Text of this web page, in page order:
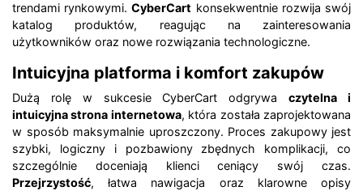
trendami rynkowymi.CyberCart konsekwentnie rozwija swój
katalog produktów, reagując na zainteresowania
użytkowników oraz nowe rozwiązania technologiczne.
Intuicyjna platforma i komfort zakupów
Dużą rolę w sukcesie CyberCart odgrywaczytelna i
intuicyjna strona internetowa, która została zaprojektowana
w sposób maksymalnie uproszczony. Proces zakupowy jest
szybki, logiczny i pozbawiony zbędnych komplikacji, co
szczególnie doceniają klienci ceniący swój czas.
Przejrzystość, łatwa nawigacja oraz klarowne opisy